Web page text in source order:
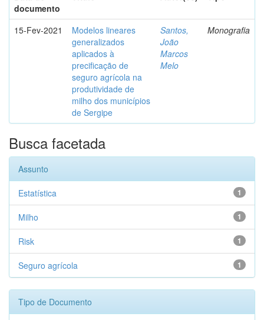
documento
15-Fev-2021
Modelos lineares
generalizados
aplicados à
precificação de
seguro agrícola na
produtividade de
milho dos municípios
de Sergipe
Santos,
João
Marcos
Melo
Monografia
Busca facetada
Assunto
1
Estatística
1
Milho
1
Risk
1
Seguro agrícola
Tipo de Documento